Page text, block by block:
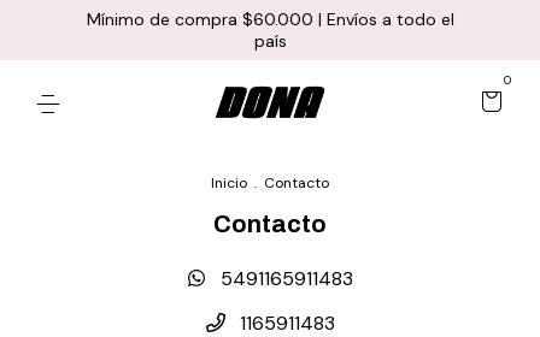
Mínimo de compra $60.000 | Envíos a todo el
país
0
Inicio . Contacto
Contacto
5491165911483
1165911483